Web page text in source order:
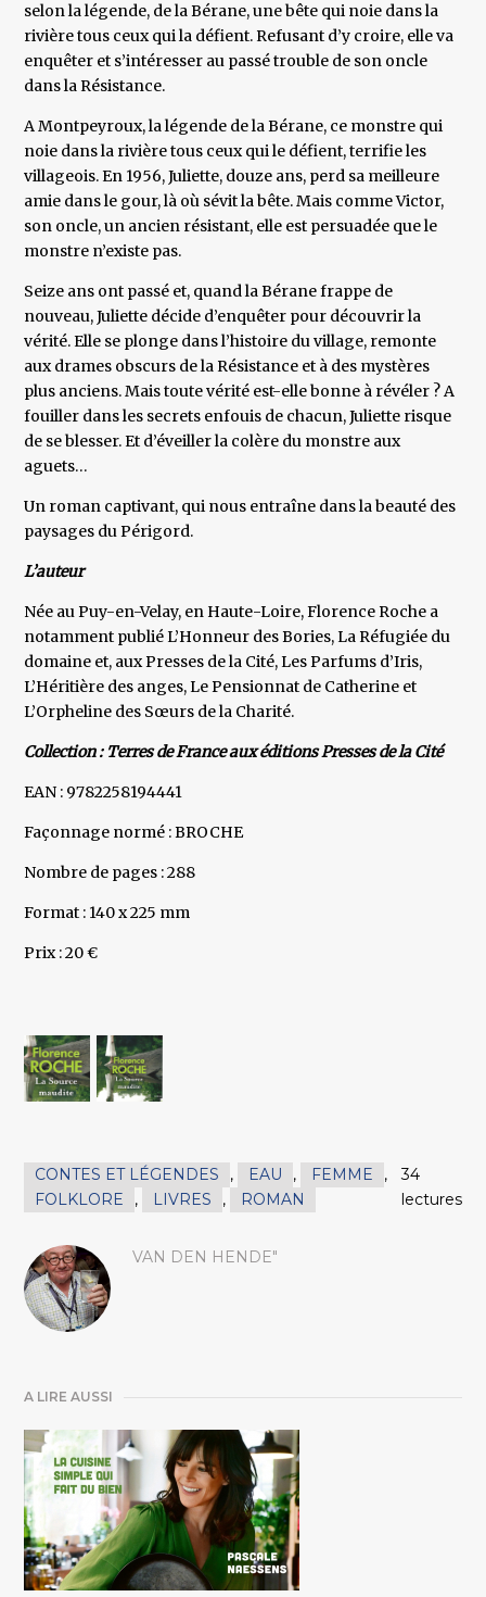
selon la légende, de la Bérane, une bête qui noie dans la
rivière tous ceux qui la défient. Refusant d’y croire, elle va
enquêter et s’intéresser au passé trouble de son oncle
dans la Résistance.
A Montpeyroux, la légende de la Bérane, ce monstre qui
noie dans la rivière tous ceux qui le défient, terrifie les
villageois. En 1956, Juliette, douze ans, perd sa meilleure
amie dans le gour, là où sévit la bête. Mais comme Victor,
son oncle, un ancien résistant, elle est persuadée que le
monstre n’existe pas.
Seize ans ont passé et, quand la Bérane frappe de
nouveau, Juliette décide d’enquêter pour découvrir la
vérité. Elle se plonge dans l’histoire du village, remonte
aux drames obscurs de la Résistance et à des mystères
plus anciens. Mais toute vérité est-elle bonne à révéler ? A
fouiller dans les secrets enfouis de chacun, Juliette risque
de se blesser. Et d’éveiller la colère du monstre aux
aguets…
Un roman captivant, qui nous entraîne dans la beauté des
paysages du Périgord.
L’auteur
Née au Puy-en-Velay, en Haute-Loire, Florence Roche a
notamment publié L’Honneur des Bories, La Réfugiée du
domaine et, aux Presses de la Cité, Les Parfums d’Iris,
L’Héritière des anges, Le Pensionnat de Catherine et
L’Orpheline des Sœurs de la Charité.
Collection : Terres de France aux éditions Presses de la Cité
EAN : 9782258194441
Façonnage normé : BROCHE
Nombre de pages : 288
Format : 140 x 225 mm
Prix : 20 €
CONTES ET LÉGENDES , EAU , FEMME
,
FOLKLORE
, LIVRES , ROMAN
34
lectures
VAN DEN HENDE"
A LIRE AUSSI